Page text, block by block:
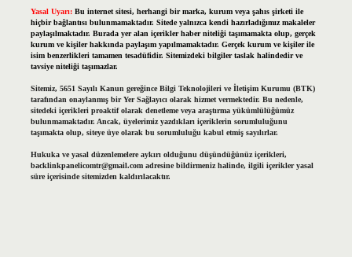
Yasal Uyarı: Bu internet sitesi, herhangi bir marka, kurum veya şahıs şirketi ile
hiçbir bağlantısı bulunmamaktadır. Sitede yalnızca kendi hazırladığımız makaleler
paylaşılmaktadır. Burada yer alan içerikler haber niteliği taşımamakta olup, gerçek
kurum ve kişiler hakkında paylaşım yapılmamaktadır. Gerçek kurum ve kişiler ile
isim benzerlikleri tamamen tesadüfidir. Sitemizdeki bilgiler taslak halindedir ve
tavsiye niteliği taşımazlar.
Sitemiz, 5651 Sayılı Kanun gereğince Bilgi Teknolojileri ve İletişim Kurumu (BTK)
tarafından onaylanmış bir Yer Sağlayıcı olarak hizmet vermektedir. Bu nedenle,
sitedeki içerikleri proaktif olarak denetleme veya araştırma yükümlülüğümüz
bulunmamaktadır. Ancak, üyelerimiz yazdıkları içeriklerin sorumluluğunu
taşımakta olup, siteye üye olarak bu sorumluluğu kabul etmiş sayılırlar.
Hukuka ve yasal düzenlemelere aykırı olduğunu düşündüğünüz içerikleri,
backlinkpanelicomtr@gmail.comadresine bildirmeniz halinde, ilgili içerikler yasal
süre içerisinde sitemizden kaldırılacaktır.